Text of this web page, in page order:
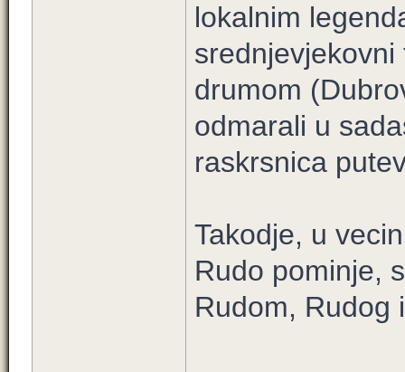
lokalnim
drumom
odmarali u
raskrsnica
Takodje, u
Rudo pominje,
Rudom, Rudog